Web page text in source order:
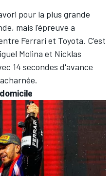
pour la plus grande
mais l'épreuve a
Ferrari et Toyota. C'est
Molina et Nicklas
14 secondes d'avance